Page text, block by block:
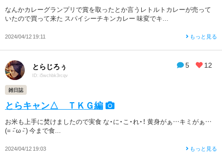
なんかカレーグランプリで賞を取ったとか言うレトルトカレーが売って
いたので買って来た スパイシーチキンカレー 味変でキ...
2024/04/12 19:11 もっと見る
5 12
とらじろぅ
ID: i5wchbk3rcqv
雑日誌
とらキャン△ ＴＫＧ編
お米も上手に焚けましたので実食 な・に・こ・れ・！ 黄身がぁ…キミがぁ…
(= -᷄ ω -᷅ ) 今まで食...
2024/04/12 19:03 もっと見る